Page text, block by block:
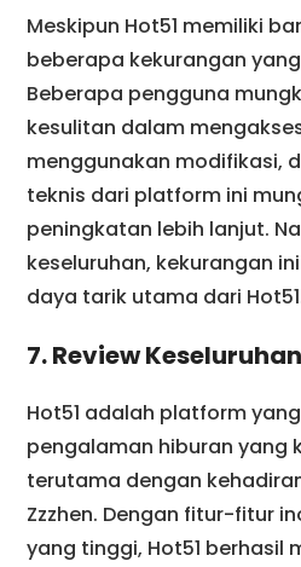
Meskipun Hot51 memiliki
beberapa kekurangan
Beberapa pengguna
kesulitan dalam
menggunakan modifikasi,
teknis dari platform ini
peningkatan lebih lanjut.
keseluruhan, kekurangan
daya tarik utama dari
7. Review Keseluruhan
Hot51 adalah platform
pengalaman hiburan yang
terutama dengan
Zzzhen. Dengan fitur-fitur
yang tinggi, Hot51 berhasil